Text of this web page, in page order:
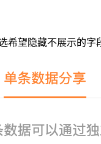
希望隐藏不展示的字